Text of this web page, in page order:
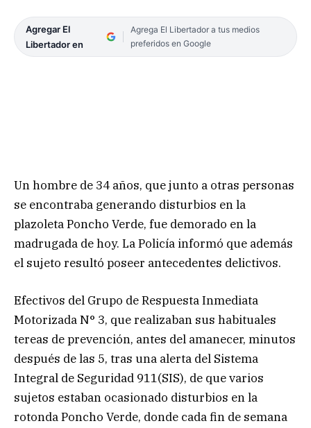
Agregar El
Libertador en
Agrega El Libertador a tus medios
preferidos en Google
Un hombre de 34 años, que junto a otras personas
se encontraba generando disturbios en la
plazoleta Poncho Verde, fue demorado en la
madrugada de hoy. La Policía informó que además
el sujeto resultó poseer antecedentes delictivos.
Efectivos del Grupo de Respuesta Inmediata
Motorizada N° 3, que realizaban sus habituales
tereas de prevención, antes del amanecer, minutos
después de las 5, tras una alerta del Sistema
Integral de Seguridad 911(SIS), de que varios
sujetos estaban ocasionado disturbios en la
rotonda Poncho Verde, donde cada fin de semana